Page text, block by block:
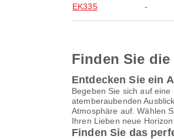
EK335 -
Finden Sie
Entdecken Sie ein
Begeben Sie sich auf
atemberaubenden
Atmosphäre auf. Wählen
Ihren Lieben neue
Finden Sie das